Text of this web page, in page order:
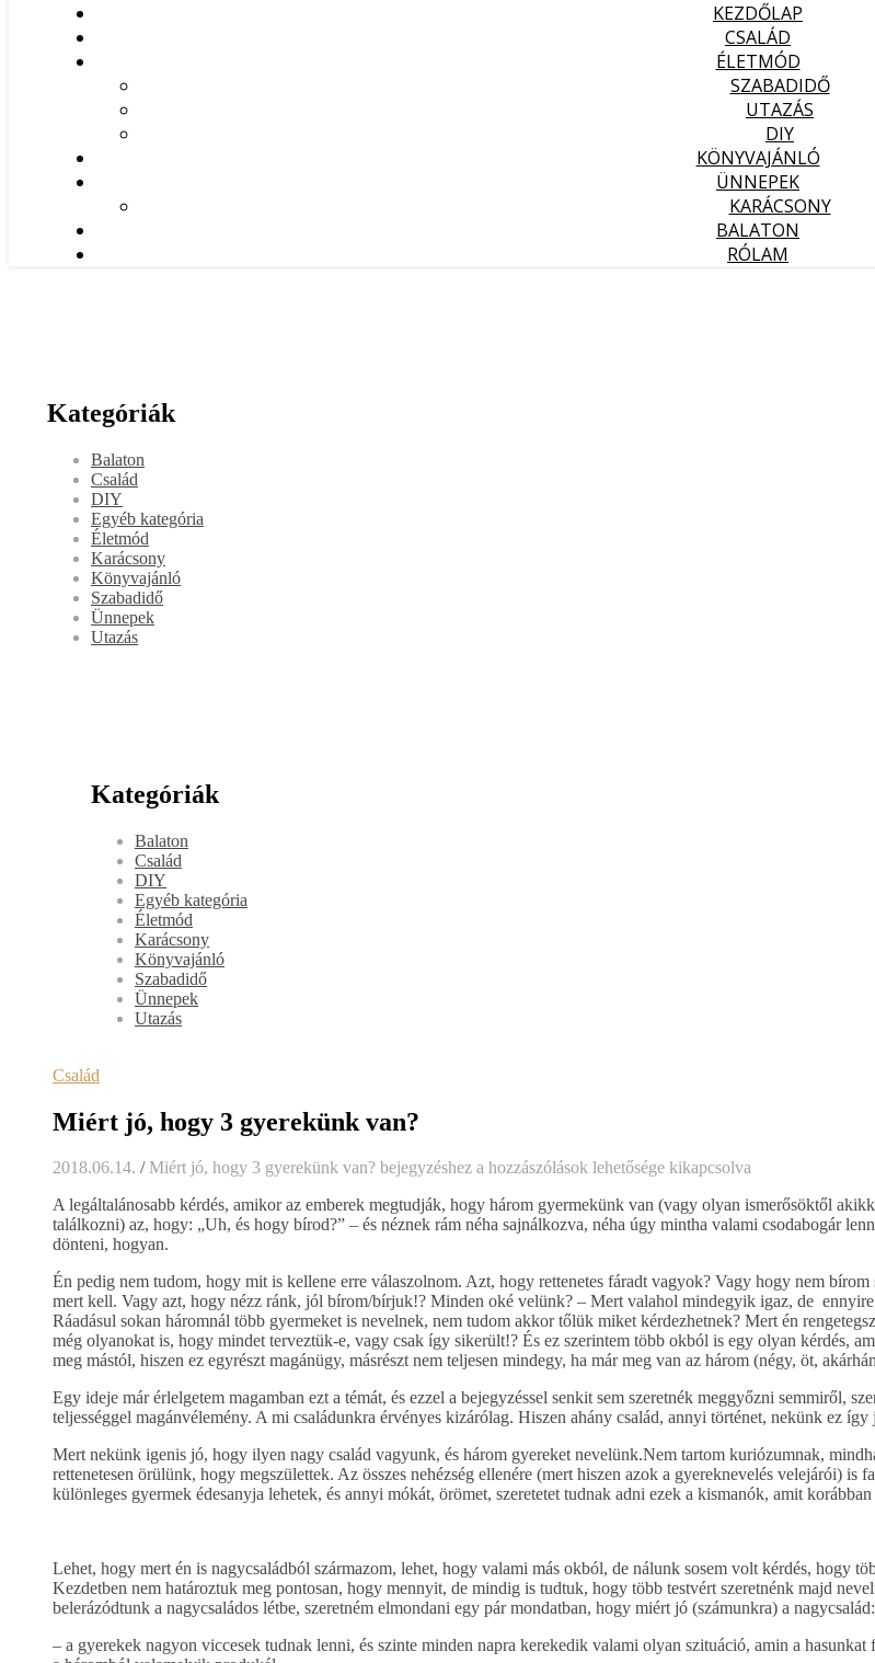
KEZDŐLAP
CSALÁD
ÉLETMÓD
SZABADIDŐ
UTAZÁS
DIY
KÖNYVAJÁNLÓ
ÜNNEPEK
KARÁCSONY
BALATON
RÓLAM
Kategóriák
Balaton
Család
DIY
Egyéb kategória
Életmód
Karácsony
Könyvajánló
Szabadidő
Ünnepek
Utazás
Kategóriák
Balaton
Család
DIY
Egyéb kategória
Életmód
Karácsony
Könyvajánló
Szabadidő
Ünnepek
Utazás
Család
Miért jó, hogy 3 gyerekünk van?
2018.06.14. / Miért jó, hogy 3 gyerekünk van? bejegyzéshez a hozzászólások lehetősége kikapcsolva
A legáltalánosabb kérdés, amikor az emberek megtudják, hogy három gyermekünk van (vagy olyan ismerősöktől
találkozni) az, hogy: „Uh, és hogy bírod?” – és néznek rám néha sajnálkozva, néha úgy mintha valami csodabogár
dönteni, hogyan.
Én pedig nem tudom, hogy mit is kellene erre válaszolnom. Azt, hogy rettenetes fáradt vagyok? Vagy hogy nem bírom
mert kell. Vagy azt, hogy nézz ránk, jól bírom/bírjuk!? Minden oké velünk? – Mert valahol mindegyik igaz, de ennyire
Ráadásul sokan háromnál több gyermeket is nevelnek, nem tudom akkor tőlük miket kérdezhetnek? Mert én
még olyanokat is, hogy mindet terveztük-e, vagy csak így sikerült!? És ez szerintem több okból is egy olyan kérdés,
meg mástól, hiszen ez egyrészt magánügy, másrészt nem teljesen mindegy, ha már meg van az három (négy, öt,
Egy ideje már érlelgetem magamban ezt a témát, és ezzel a bejegyzéssel senkit sem szeretnék meggyőzni semmiről,
teljességgel magánvélemény. A mi családunkra érvényes kizárólag. Hiszen ahány család, annyi történet, nekünk ez így
Mert nekünk igenis jó, hogy ilyen nagy család vagyunk, és három gyereket nevelünk.Nem tartom kuriózumnak,
rettenetesen örülünk, hogy megszülettek. Az összes nehézség ellenére (mert hiszen azok a gyereknevelés velejárói) is
különleges gyermek édesanyja lehetek, és annyi mókát, örömet, szeretetet tudnak adni ezek a kismanók, amit
Lehet, hogy mert én is nagycsaládból származom, lehet, hogy valami más okból, de nálunk sosem volt kérdés, hogy
Kezdetben nem határoztuk meg pontosan, hogy mennyit, de mindig is tudtuk, hogy több testvért szeretnénk majd
belerázódtunk a nagycsaládos létbe, szeretném elmondani egy pár mondatban, hogy miért jó (számunkra) a nagycsalád:
– a gyerekek nagyon viccesek tudnak lenni, és szinte minden napra kerekedik valami olyan szituáció, amin a